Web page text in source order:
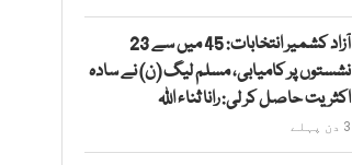
آزاد کشمیر انتخابات: 45 میں سے 23
نشستوں پر کامیابی، مسلم لیگ (ن) نے سادہ
اکثریت حاصل کر لی: رانا ثناء اللہ
3 دن پہلے